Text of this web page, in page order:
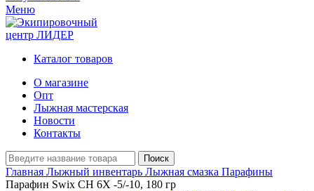
Меню
Каталог товаров
О магазине
Опт
Лыжная мастерская
Новости
Контакты
Поиск
Главная Лыжный инвентарь Лыжная смазка Парафины
Парафин Swix CH 6X -5/-10, 180 гр